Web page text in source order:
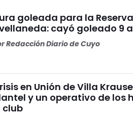
goleada para la
cayó goleado 9
Redacción Diario de Cuyo
en Unión de Villa
y un operativo de los
club